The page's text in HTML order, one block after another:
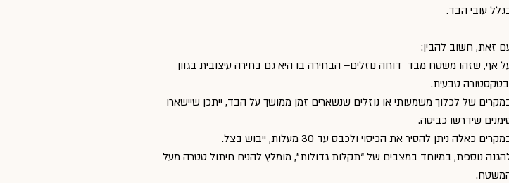
עובי הבד.
זאת, חשוב להבין:
אף, שזהו משטח מבד דוחה נוזלים– הבחירה בו היא גם בחירה עיצובית בגוון
טבעית.
של לכלוך משמעותי או נוזלים שנשארים זמן ממושך על הבד, ייתכן שיישארו
שידרשו כביסה.
כאלה ניתן להסיר את הכיסוי ולכבס עד 30 מעלות, ייבוש בצל.
נוספת, במיוחד במצבים של “תקלות גדולות”, מומלץ להניח חיתול טטרה מעל